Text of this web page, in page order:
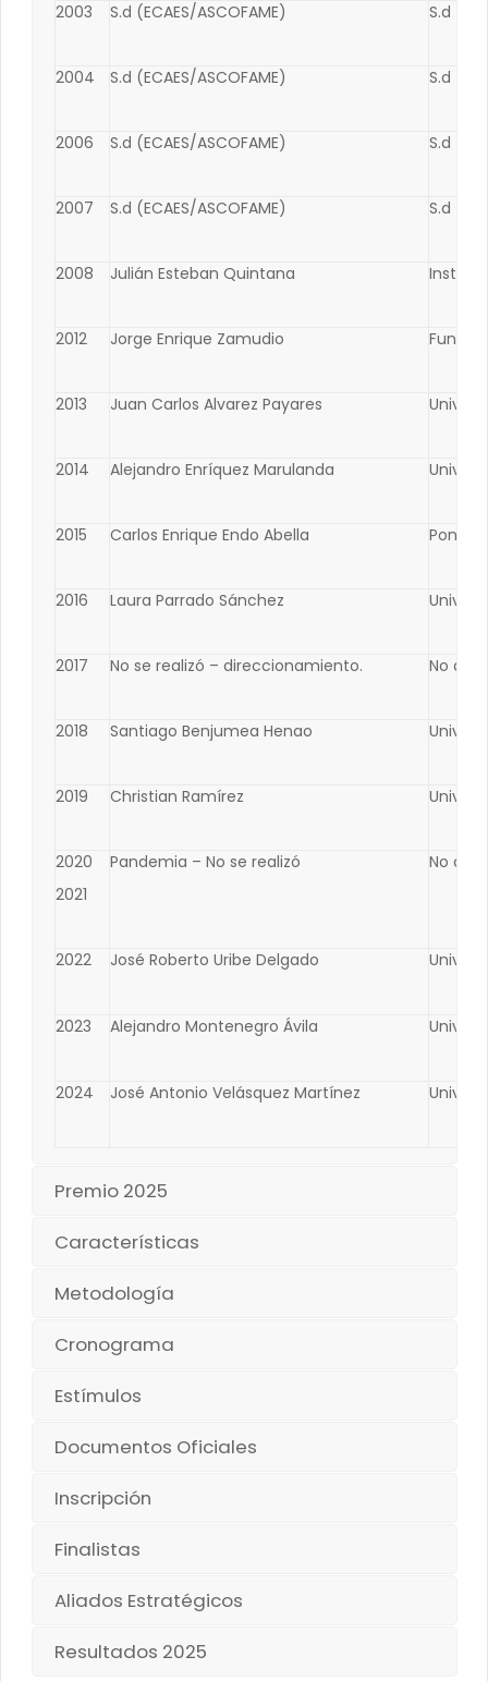
2003 S.d (ECAES/ASCOFAME) S.d
2004 S.d (ECAES/ASCOFAME) S.d
2006 S.d (ECAES/ASCOFAME) S.d
2007 S.d (ECAES/ASCOFAME) S.d
2008 Julián Esteban Quintana
2012 Jorge Enrique Zamudio
2013 Juan Carlos Alvarez Payares
2014 Alejandro Enríquez Marulanda
2015 Carlos Enrique Endo Abella
2016 Laura Parrado Sánchez
2017 No se realizó – direccionamiento. No
2018 Santiago Benjumea Henao
2019 Christian Ramírez
2020
2021
Pandemia – No se realizó No
2022 José Roberto Uribe Delgado
2023 Alejandro Montenegro Ávila
2024 José Antonio Velásquez Martínez
Premio 2025
Características
Metodología
Cronograma
Estímulos
Documentos Oficiales
Inscripción
Finalistas
Aliados Estratégicos
Resultados 2025